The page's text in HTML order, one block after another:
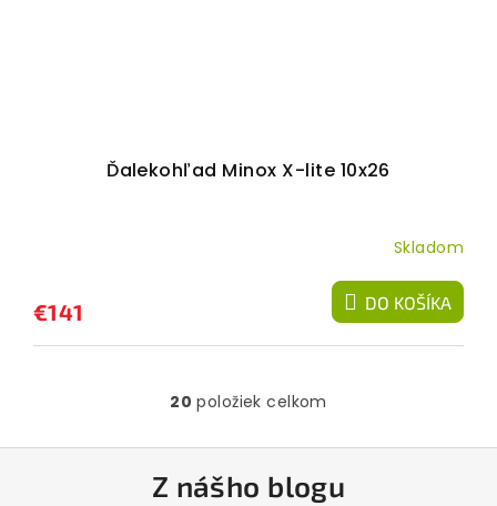
Ďalekohľad Minox X-lite 10x26
Skladom
€141 DO KOŠÍKA
O
l
d
20 položiek celkom
Z nášho blogu